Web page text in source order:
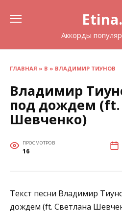
Аккорды
ГЛАВНАЯ » В » ВЛАДИМИР ТИУНОВ
Владимир
под дождем (ft.
Шевченко)
ПРОСМОТРОВ
16
Текст песни Владимир
дождем (ft. Светлана